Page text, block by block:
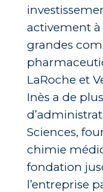
activement à
grandes
LaRoche et
Inès a de
Sciences,
chimie
fondation
l’entreprise